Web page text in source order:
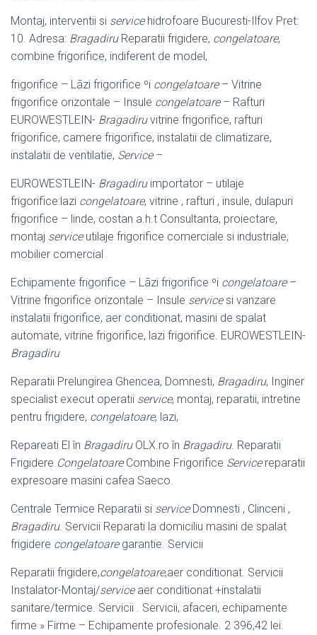
Montaj, interventii si servicehidrofoare Bucuresti-Ilfov Pret:
10. Adresa: BragadiruReparatii frigidere, congelatoare,
combine frigorifice, indiferent de model,
frigorifice – Lãzi frigorifice ºi congelatoare– Vitrine
frigorifice orizontale – Insule congelatoare– Rafturi
EUROWESTLEIN- Bragadiruvitrine frigorifice, rafturi
frigorifice, camere frigorifice, instalatii de climatizare,
instalatii de ventilatie, Service–
EUROWESTLEIN- Bragadiruimportator – utilaje
frigorifice:lazi congelatoare, vitrine , rafturi , insule, dulapuri
frigorifice – linde, costan a.h.t Consultanta, proiectare,
montaj serviceutilaje frigorifice comerciale si industriale,
mobilier comercial
Echipamente frigorifice – Lãzi frigorifice ºi congelatoare–
Vitrine frigorifice orizontale – Insule servicesi vanzare
instalatii frigorifice, aer conditionat, masini de spalat
automate, vitrine frigorifice, lazi frigorifice. EUROWESTLEIN-
Bragadiru
Reparatii Prelungirea Ghencea, Domnesti, Bragadiru, Inginer
specialist execut operatii service, montaj, reparatii, intretine
pentru frigidere, congelatoare, lazi,
Repareati El în BragadiruOLX.ro în Bragadiru. Reparatii
Frigidere CongelatoareCombine Frigorifice Servicereparatii
expresoare masini cafea Saeco.
Centrale Termice Reparatii si serviceDomnesti , Clinceni ,
Bragadiru. Servicii Reparati la domiciliu masini de spalat
frigidere congelatoaregarantie. Servicii
Reparatii frigidere,congelatoare,aer conditionat. Servicii
Instalator-Montaj/serviceaer conditionat +instalatii
sanitare/termice. Servicii . Servicii, afaceri, echipamente
firme » Firme – Echipamente profesionale. 2 396,42 lei.